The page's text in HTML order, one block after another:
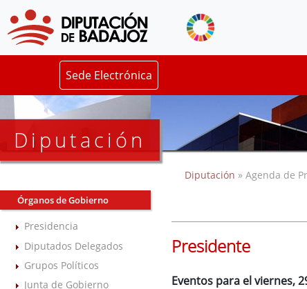
Sede Electrónica
Diputación
Órganos de Gobierno
Presidencia
Diputados Delegados
Grupos Políticos
Junta de Gobierno
Diputación » Agenda de
Presidente
Eventos para el viernes,